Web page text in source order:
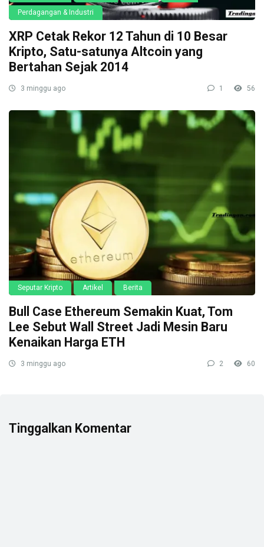
Perdagangan & Industri
XRP Cetak Rekor 12 Tahun di 10 Besar
Kripto, Satu-satunya Altcoin yang
Bertahan Sejak 2014
3 minggu ago 1 56
Seputar Kripto Artikel Berita
Bull Case Ethereum Semakin Kuat, Tom
Lee Sebut Wall Street Jadi Mesin Baru
Kenaikan Harga ETH
3 minggu ago 2 60
Tinggalkan Komentar